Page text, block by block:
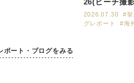
ポート・ブログをみる
26(ビーチ撮
2026.07.30
#
グレポート
#海